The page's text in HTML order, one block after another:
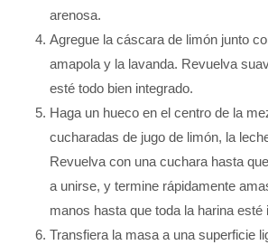
arenosa.
Agregue la cáscara de limón junto
amapola y la lavanda. Revuelva
esté todo bien integrado.
Haga un hueco en el centro de la
cucharadas de jugo de limón, la
Revuelva con una cuchara hasta
a unirse, y termine rápidamente
manos hasta que toda la harina esté
Transfiera la masa a una superficie